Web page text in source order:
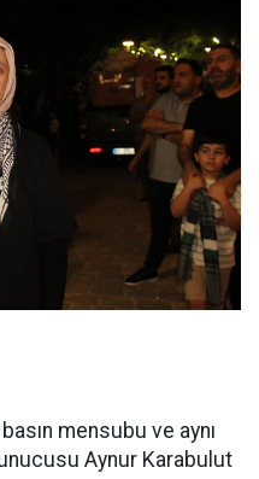
mensubu ve aynı
Aynur Karabulut